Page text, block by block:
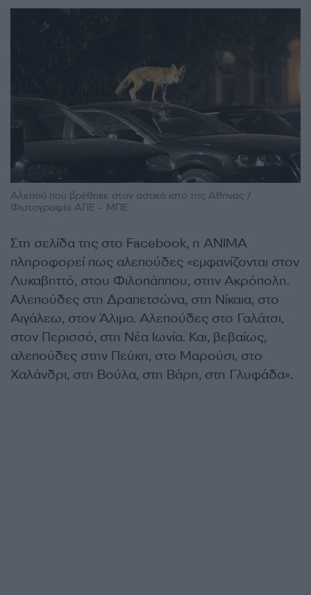
Αλεπού που βρέθηκε στον αστικό ιστό της Αθήνας /
Φωτογραφία ΑΠΕ – ΜΠΕ
Στη σελίδα της στο Facebook, η ΑΝΙΜΑ
πληροφορεί πως αλεπούδες «εμφανίζονται στον
Λυκαβηττό, στου Φιλοπάππου, στην Ακρόπολη.
Αλεπούδες στη Δραπετσώνα, στη Νίκαια, στο
Αιγάλεω, στον Άλιμο. Αλεπούδες στο Γαλάτσι,
στον Περισσό, στη Νέα Ιωνία. Και, βεβαίως,
αλεπούδες στην Πεύκη, στο Μαρούσι, στο
Χαλάνδρι, στη Βούλα, στη Βάρη, στη Γλυφάδα».